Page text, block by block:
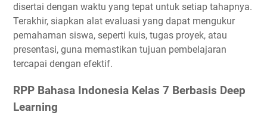
disertai dengan waktu yang tepat untuk setiap tahapnya.
Terakhir, siapkan alat evaluasi yang dapat mengukur
pemahaman siswa, seperti kuis, tugas proyek, atau
presentasi, guna memastikan tujuan pembelajaran
tercapai dengan efektif.
RPP Bahasa Indonesia Kelas 7 Berbasis Deep
Learning